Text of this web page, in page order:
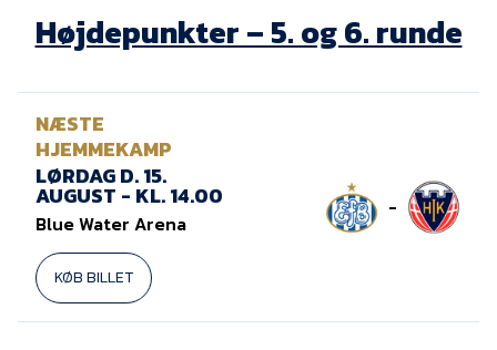
Højdepunkter – 5. og 6. runde
NÆSTE
HJEMMEKAMP
LØRDAG D. 15.
AUGUST - KL. 14.00
Blue Water Arena
KØB BILLET
-